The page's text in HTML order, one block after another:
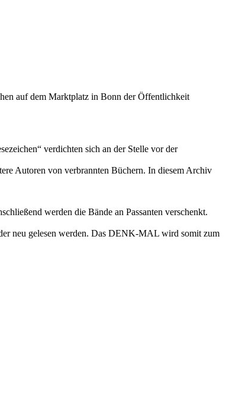
auf dem Marktplatz in Bonn der Öffentlichkeit
verdichten sich an der Stelle vor der
Autoren von verbrannten Büchern. In diesem Archiv
werden die Bände an Passanten verschenkt.
neu gelesen werden. Das DENK-MAL wird somit zum